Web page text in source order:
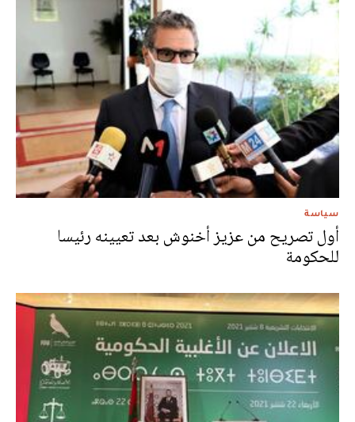
سياسة
أول تصريح من عزيز أخنوش بعد تعيينه رئيسا
للحكومة